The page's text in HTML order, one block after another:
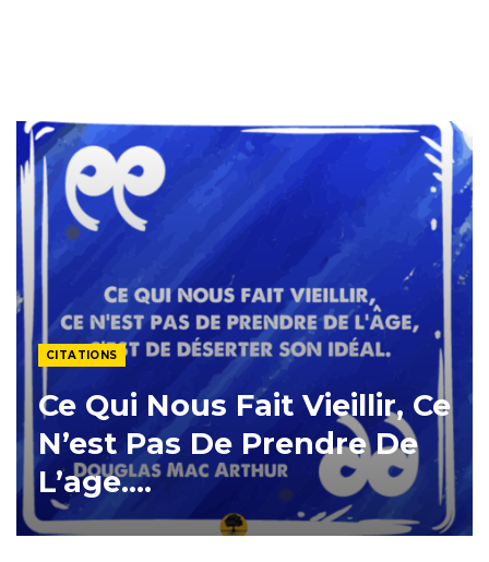
CITATIONS
Ce Qui Nous Fait Vieillir, Ce
N’est Pas De Prendre De
L’age….